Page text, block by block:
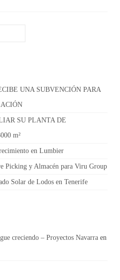
UNA SUBVENCIÓN PARA
SU PLANTA DE
m²
en Lumbier
Picking y Almacén para Viru Group
Solar de Lodos en Tenerife
creciendo – Proyectos Navarra en